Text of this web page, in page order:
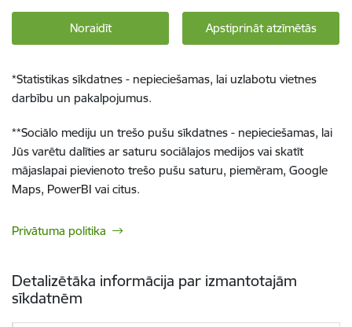
Noraidīt Apstiprināt atzīmētās
*Statistikas sīkdatnes - nepieciešamas, lai uzlabotu vietnes
darbību un pakalpojumus.
**Sociālo mediju un trešo pušu sīkdatnes - nepieciešamas, lai
Jūs varētu dalīties ar saturu sociālajos medijos vai skatīt
mājaslapai pievienoto trešo pušu saturu, piemēram, Google
Maps, PowerBI vai citus.
Privātuma politika
Detalizētāka informācija par izmantotajām
sīkdatnēm